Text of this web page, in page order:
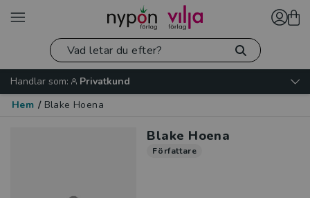
Handlar som:
Privatkund
Hem / Blake Hoena
Blake Hoena
Författare